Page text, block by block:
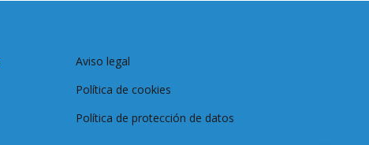
Aviso legal
Política de cookies
Política de protección de datos